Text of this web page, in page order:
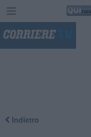
Indietro